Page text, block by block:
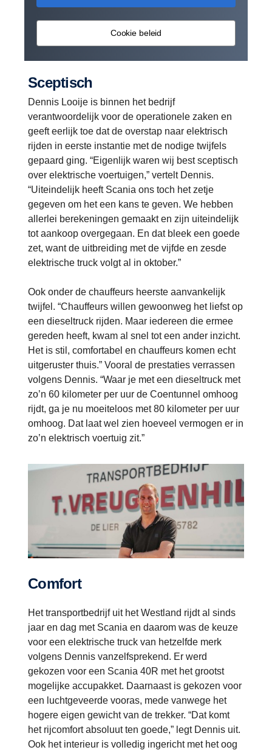
Cookie beleid
Sceptisch
Dennis Looije is binnen het bedrijf
verantwoordelijk voor de operationele zaken en
geeft eerlijk toe dat de overstap naar elektrisch
rijden in eerste instantie met de nodige twijfels
gepaard ging. “Eigenlijk waren wij best sceptisch
over elektrische voertuigen,” vertelt Dennis.
“Uiteindelijk heeft Scania ons toch het zetje
gegeven om het een kans te geven. We hebben
allerlei berekeningen gemaakt en zijn uiteindelijk
tot aankoop overgegaan. En dat bleek een goede
zet, want de uitbreiding met de vijfde en zesde
elektrische truck volgt al in oktober.”
Ook onder de chauffeurs heerste aanvankelijk
twijfel. “Chauffeurs willen gewoonweg het liefst op
een dieseltruck rijden. Maar iedereen die ermee
gereden heeft, kwam al snel tot een ander inzicht.
Het is stil, comfortabel en chauffeurs komen echt
uitgeruster thuis.” Vooral de prestaties verrassen
volgens Dennis. “Waar je met een dieseltruck met
zo’n 60 kilometer per uur de Coentunnel omhoog
rijdt, ga je nu moeiteloos met 80 kilometer per uur
omhoog. Dat laat wel zien hoeveel vermogen er in
zo’n elektrisch voertuig zit.”
Comfort
Het transportbedrijf uit het Westland rijdt al sinds
jaar en dag met Scania en daarom was de keuze
voor een elektrische truck van hetzelfde merk
volgens Dennis vanzelfsprekend. Er werd
gekozen voor een Scania 40R met het grootst
mogelijke accupakket. Daarnaast is gekozen voor
een luchtgeveerde vooras, mede vanwege het
hogere eigen gewicht van de trekker. “Dat komt
het rijcomfort absoluut ten goede,” legt Dennis uit.
Ook het interieur is volledig ingericht met het oog